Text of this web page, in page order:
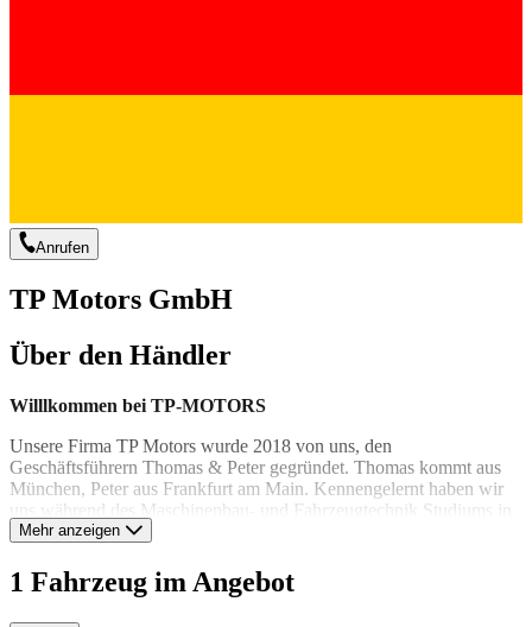
Anrufen
TP Motors GmbH
Über den Händler
Willlkommen bei TP-MOTORS
Unsere Firma TP Motors wurde 2018 von uns, den
Geschäftsführern Thomas & Peter gegründet. Thomas kommt aus
München, Peter aus Frankfurt am Main. Kennengelernt haben wir
uns während des Maschinenbau- und Fahrzeugtechnik Studiums in
Ilmenau.
Was als Hobby vor über zehn Jahren begann, ist mittlerweile zu
unserem Beruf mit Leidenschaft geworden. Wir verbringen jedes
Mehr anzeigen
1 Fahrzeug im Angebot